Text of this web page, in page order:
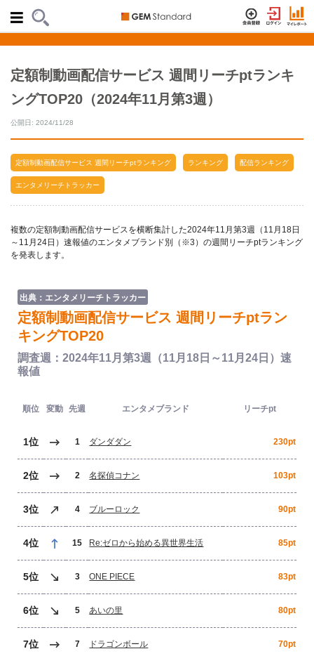
定額制動画配信サービス 週間リーチptランキ
ングTOP20（2024年11月第3週）
公開日: 2024/11/28
定額制動画配信サービス 週間リーチptランキング ランキング 配信ランキング
エンタメリーチトラッカー
複数の定額制動画配信サービスを横断集計した2024年11月第3週（11月18日
～11月24日）速報値のエンタメブランド別（※3）の週間リーチptランキング
を発表します。
出典：エンタメリーチトラッカー
定額制動画配信サービス 週間リーチptラン
キングTOP20
調査週：2024年11月第3週（11月18日～11月24日）速
報値
順位 変動 先週 エンタメブランド リーチpt
1位 1 ダンダダン 230pt
2位 2 名探偵コナン 103pt
3位 4 ブルーロック 90pt
4位 15 Re:ゼロから始める異世界生活 85pt
5位 3 ONE PIECE 83pt
6位 5 あいの里 80pt
7位 7 ドラゴンボール 70pt